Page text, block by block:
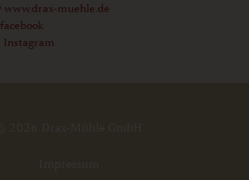
www.drax-muehle.de
facebook
Instagram